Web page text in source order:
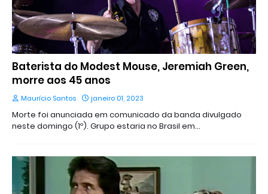
Baterista do Modest Mouse, Jeremiah Green,
morre aos 45 anos
Maurício Santos janeiro 01, 2023
Morte foi anunciada em comunicado da banda divulgado
neste domingo (1º). Grupo estaria no Brasil em…